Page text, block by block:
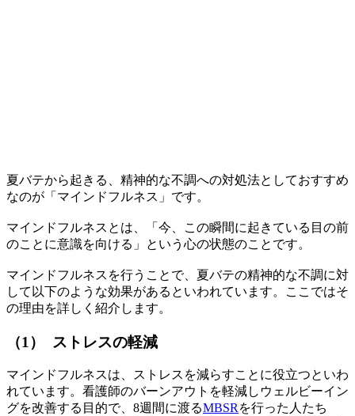
夏バテから起きる、精神的な不調への対処法としておすすめ
なのが「マインドフルネス」です。
マインドフルネスとは、「今、この瞬間に起きている目の前
のことに意識を向ける」という心の状態のことです。
マインドフルネスを行うことで、夏バテの精神的な不調に対
して以下のような効果があるといわれています。ここではそ
の理由を詳しく紹介します。
（1） ストレスの軽減
マインドフルネスは、ストレスを減らすことに役立つといわ
れています。看護師のバーンアウトを軽減しウェルビーイン
グを改善する目的で、8週間に渡るMBSRを行った人たち